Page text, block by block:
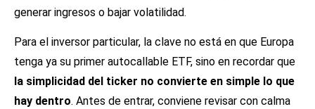
generar ingresos o bajar volatilidad.
Para el inversor particular, la clave no está en que Europa
tenga ya su primer autocallable ETF, sino en recordar que
la simplicidad del ticker no convierte en simple lo que
hay dentro. Antes de entrar, conviene revisar con calma